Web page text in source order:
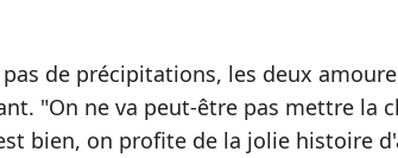
de précipitations, les deux
"On ne va peut-être pas mettre la
bien, on profite de la jolie histoire